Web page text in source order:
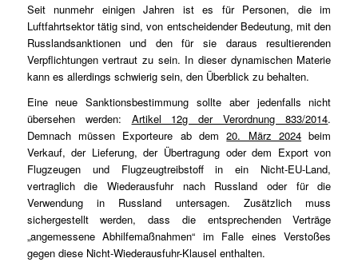
Seit nunmehr einigen Jahren ist es für Personen, die im
Luftfahrtsektor tätig sind, von entscheidender Bedeutung, mit den
Russlandsanktionen und den für sie daraus resultierenden
Verpflichtungen vertraut zu sein. In dieser dynamischen Materie
kann es allerdings schwierig sein, den Überblick zu behalten.
Eine neue Sanktionsbestimmung sollte aber jedenfalls nicht
übersehen werden: Artikel 12g der Verordnung 833/2014.
Demnach müssen Exporteure ab dem20. März 2024 beim
Verkauf, der Lieferung, der Übertragung oder dem Export von
Flugzeugen und Flugzeugtreibstoff in ein Nicht-EU-Land,
vertraglich die Wiederausfuhr nach Russland oder für die
Verwendung in Russland untersagen. Zusätzlich muss
sichergestellt werden, dass die entsprechenden Verträge
„angemessene Abhilfemaßnahmen“ im Falle eines Verstoßes
gegen diese Nicht-Wiederausfuhr-Klausel enthalten.